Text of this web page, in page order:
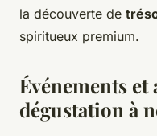
la découverte de
spiritueux premium.
Événements et
dégustation à